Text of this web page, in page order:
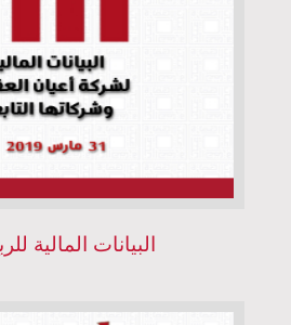
البيانات المالية